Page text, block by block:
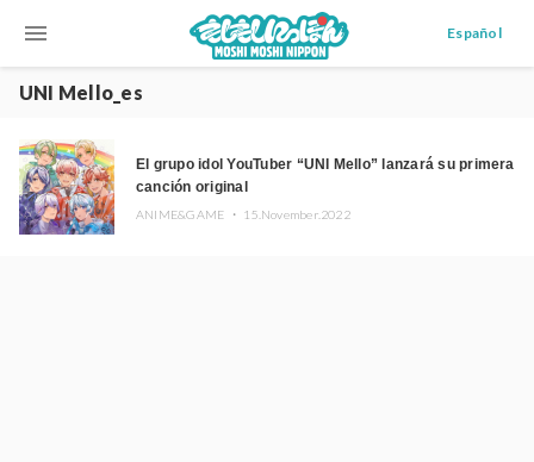
menu Español
UNI Mello_es
El grupo idol YouTuber “UNI Mello” lanzará su primera
canción original
ANIME&GAME ・ 15.November.2022